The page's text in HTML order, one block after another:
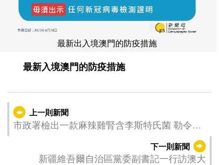
最新出入境澳門的防疫措施
最新入境澳門的防疫措施
上一則新聞
市政署檢出一款麻辣雞腎含李斯特氏菌 勒令停
下一則新聞
新疆維吾爾自治區黨委副書記一行訪澳大